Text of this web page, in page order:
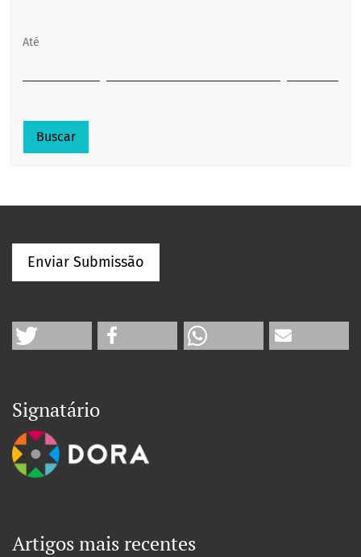
Até
Buscar
Enviar Submissão
Signatário
Artigos mais recentes